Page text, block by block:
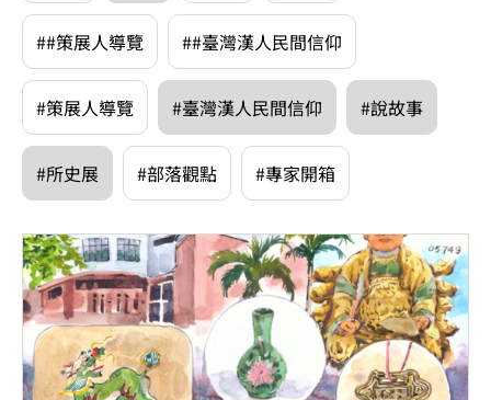
##策展人導覽 ##臺灣漢人民間信仰
#策展人導覽 #臺灣漢人民間信仰 #說故事
#所史展 #部落觀點 #專家開箱